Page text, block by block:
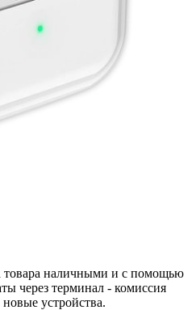
товара наличными и с помощью
через терминал - комиссия
новые устройства.